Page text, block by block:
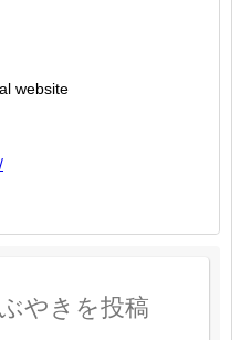
website
やきを投稿